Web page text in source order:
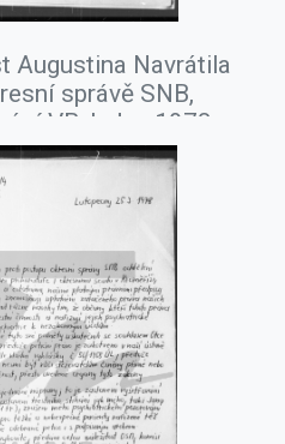
Augustina Navrátila
správě SNB,
VB, leden 1978.